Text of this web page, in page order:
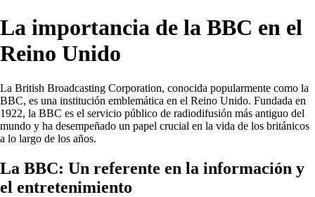
La importancia de la BBC en el
Reino Unido
La British Broadcasting Corporation, conocida popularmente como la
BBC, es una institución emblemática en el Reino Unido. Fundada en
1922, la BBC es el servicio público de radiodifusión más antiguo del
mundo y ha desempeñado un papel crucial en la vida de los británicos
a lo largo de los años.
La BBC: Un referente en la información y
el entretenimiento